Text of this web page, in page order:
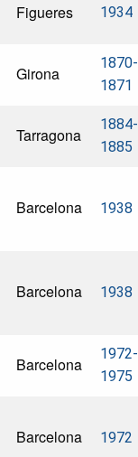
Figueres 1934
Girona
1870-
1871
Tarragona
1884-
1885
Barcelona 1938
Barcelona 1938
Barcelona
1972-
1975
Barcelona 1972